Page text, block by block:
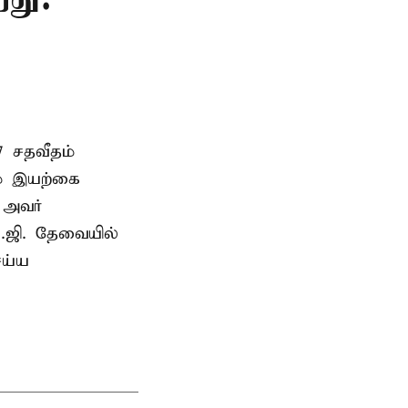
சதவீதம்
இயற்கை
அவர்
தேவையில்